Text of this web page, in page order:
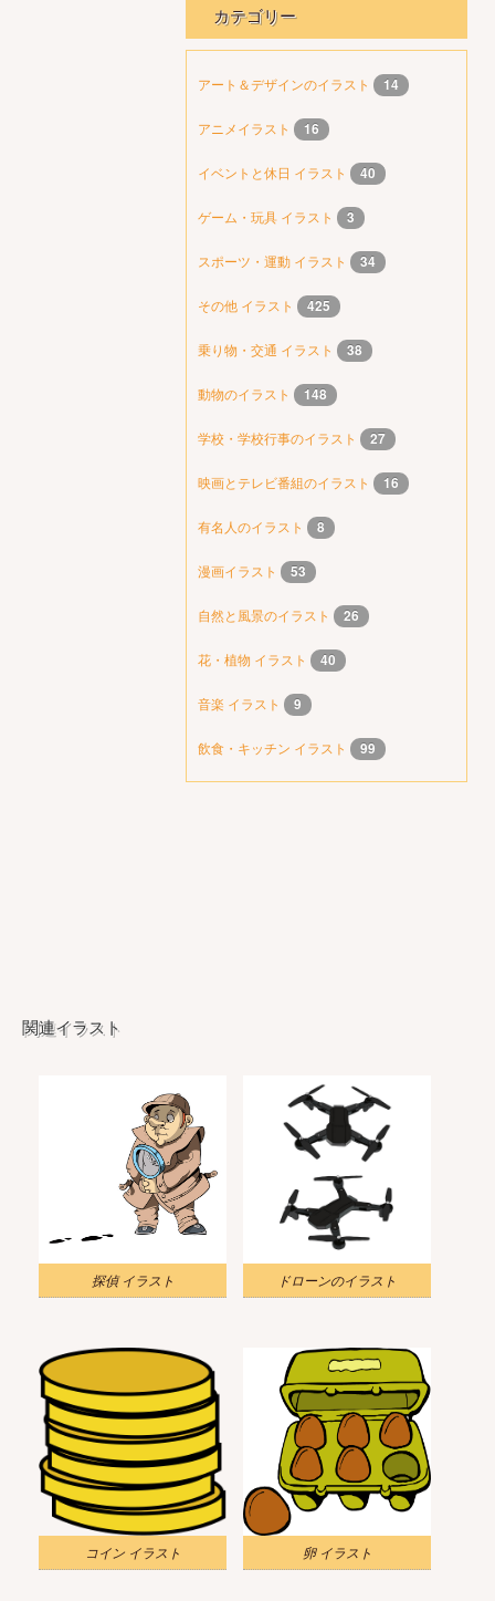
カテゴリー
アート＆デザインのイラスト 14
アニメイラスト 16
イベントと休日 イラスト 40
ゲーム・玩具 イラスト 3
スポーツ・運動 イラスト 34
その他 イラスト 425
乗り物・交通 イラスト 38
動物のイラスト 148
学校・学校行事のイラスト 27
映画とテレビ番組のイラスト 16
有名人のイラスト 8
漫画イラスト 53
自然と風景のイラスト 26
花・植物 イラスト 40
音楽 イラスト 9
飲食・キッチン イラスト 99
関連イラスト
探偵 イラスト ドローンのイラスト
コイン イラスト 卵 イラスト